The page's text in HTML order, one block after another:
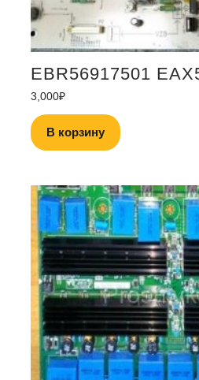
EBR56917501
3,000₽
В корзину